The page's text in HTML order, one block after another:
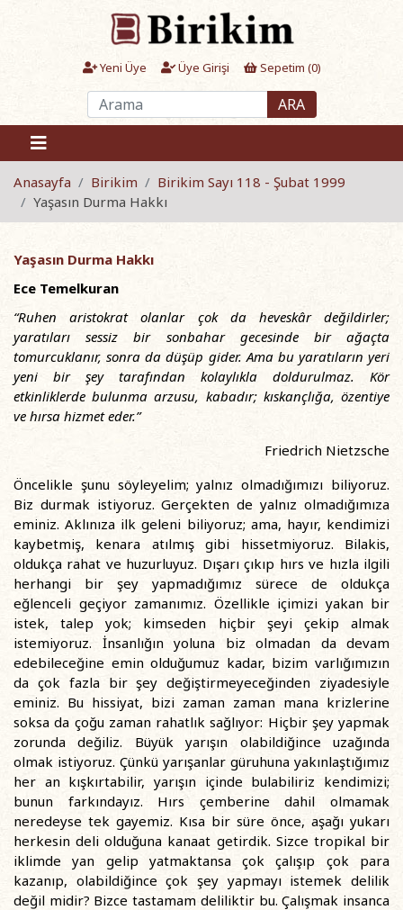
Yeni Üye Üye Girişi Sepetim (0)
ARA
Anasayfa Birikim
Birikim Sayı 118 - Şubat 1999
Yaşasın Durma Hakkı
Yaşasın Durma Hakkı
Ece Temelkuran
“Ruhen aristokrat olanlar çok da heveskâr değildirler;
yaratıları sessiz bir sonbahar gecesinde bir ağaçta
tomurcuklanır, sonra da düşüp gider. Ama bu yaratıların yeri
yeni bir şey tarafından kolaylıkla doldurulmaz. Kör
etkinliklerde bulunma arzusu, kabadır; kıskançlığa, özentiye
ve hırsa hizmet eder.”
Friedrich Nietzsche
Öncelikle şunu söyleyelim; yalnız olmadığımızı biliyoruz.
Biz durmak istiyoruz. Gerçekten de yalnız olmadığımıza
eminiz. Aklınıza ilk geleni biliyoruz; ama, hayır, kendimizi
kaybetmiş, kenara atılmış gibi hissetmiyoruz. Bilakis,
oldukça rahat ve huzurluyuz. Dışarı çıkıp hırs ve hızla ilgili
herhangi bir şey yapmadığımız sürece de oldukça
eğlenceli geçiyor zamanımız. Özellikle içimizi yakan bir
istek, talep yok; kimseden hiçbir şeyi çekip almak
istemiyoruz. İnsanlığın yoluna biz olmadan da devam
edebileceğine emin olduğumuz kadar, bizim varlığımızın
da çok fazla bir şey değiştirmeyeceğinden ziyadesiyle
eminiz. Bu hissiyat, bizi zaman zaman mana krizlerine
soksa da çoğu zaman rahatlık sağlıyor: Hiçbir şey yapmak
zorunda değiliz. Büyük yarışın olabildiğince uzağında
olmak istiyoruz. Çünkü yarışanlar güruhuna yakınlaştığımız
her an kışkırtabilir, yarışın içinde bulabiliriz kendimizi;
bunun farkındayız. Hırs çemberine dahil olmamak
neredeyse tek gayemiz. Kısa bir süre önce, aşağı yukarı
herkesin deli olduğuna kanaat getirdik. Sizce tropikal bir
iklimde yan gelip yatmaktansa çok çalışıp çok para
kazanıp, olabildiğince çok şey yapmayı istemek delilik
değil midir? Bizce tastamam deliliktir bu. Çalışmak insanca